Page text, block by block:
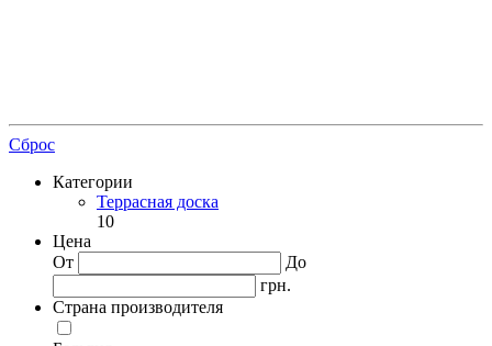
Сброс
Категории
Террасная доска
10
Цена
От
До
грн.
Страна производителя